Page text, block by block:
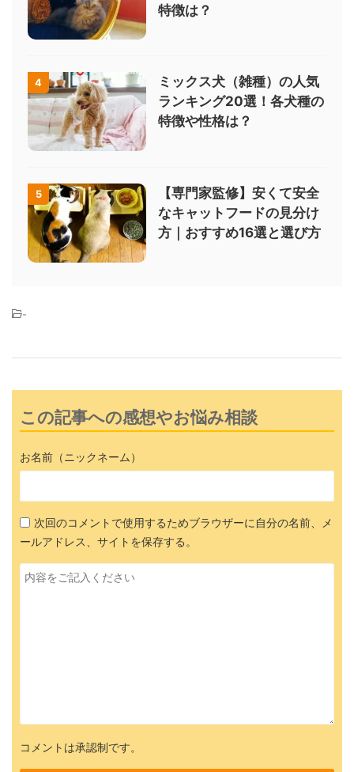
特徴は？
4
ミックス犬（雑種）の人気
ランキング20選！各犬種の
特徴や性格は？
5
【専門家監修】安くて安全
なキャットフードの見分け
方｜おすすめ16選と選び方
-
この記事への感想やお悩み相談
お名前（ニックネーム）
次回のコメントで使用するためブラウザーに自分の名前、メ
ールアドレス、サイトを保存する。
コメントは承認制です。